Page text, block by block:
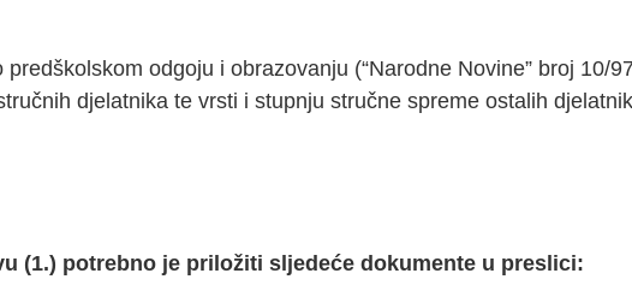
odgoju i obrazovanju (“Narodne Novine” broj 10/
djelatnika te vrsti i stupnju stručne spreme ostalih
(1.) potrebno je priložiti sljedeće dokumente u preslici: